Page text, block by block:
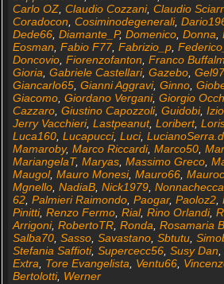
Carlo OZ, Claudio Cozzani, Claudio
Coradocon Cosiminodegenerali,
Dede66, Diamante_P, Domenico, Donna
Eosman Fabio F77, Fabrizio_p,
Doncovio, Fiorenzofanton Franco
Gioria Gabriele Castellari, Gazebo,
Giancarlo65, Gianni Aggravi, Ginno,
Giacomo, Giordano Vergani, Giorgio
Cazzaro, Giustino Capozzoli, Guidobi,
Jerry Vacchieri, Lastpeanut, Loribert,
Luca160, Lucapucci, Luci, LucianoSerra.d,
Mamaroby, Marco Riccardi, Marco50,
MariangelaT, Maryas, Massimo Greco,
Maugol, Mauro Monesi, Mauro66,
Mgnello, NadiaB, Nick1979, Nonnachecca
62, Palmieri Raimondo, Paogar, Paoloz2,
Pinitti, Renzo Fermo, Rial, Rino Orlandi,
Arrigoni, RobertoTR, Ronda Rosamaria
Salba70, Sasso, Savastano, Sbtutu,
Stefania Saffioti, Supercecc56, Susy Dan
Extra
Tore Evangelista Ventu66,
Bertolotti, Werner